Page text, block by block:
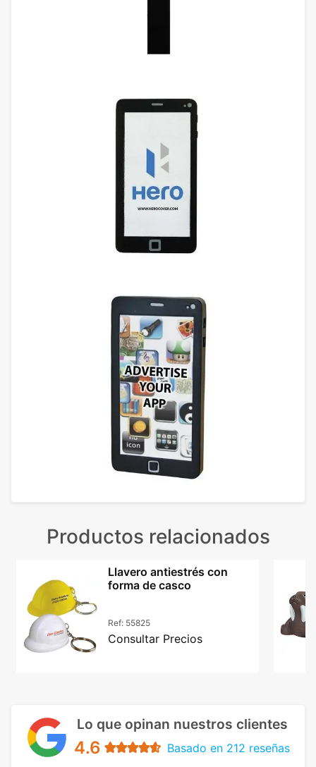
Productos relacionados
Llavero antiestrés con
forma de casco
Ref: 55825
Consultar Precios
Lo que opinan nuestros clientes
4.6 Basado en 212 reseñas